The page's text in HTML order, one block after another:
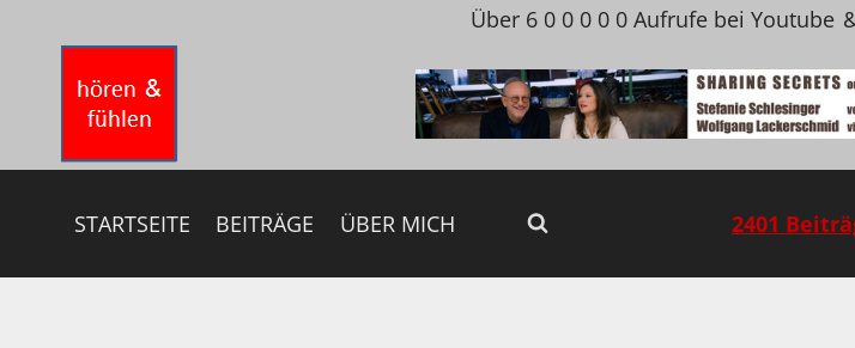
springen
Über 6 0 0 0 0 0 Aufrufe bei Youtube
STARTSEITE BEITRÄGE ÜBER MICH 2401